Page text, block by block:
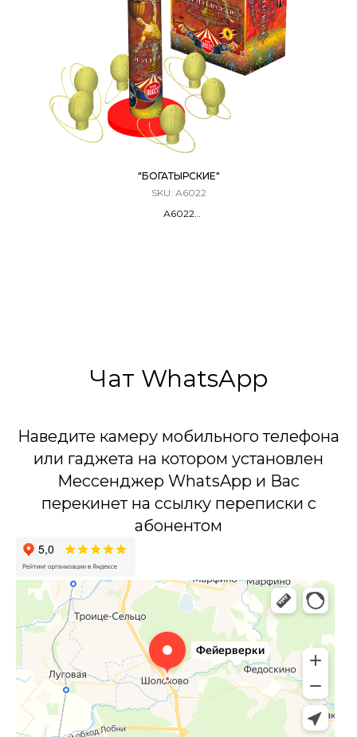
"БОГАТЫРСКИЕ"
SKU: А6022
А6022
Чат WhatsApp
Наведите камеру мобильного телефона
или гаджета на котором установлен
Мессенджер WhatsApp и Вас
перекинет на ссылку переписки с
абонентом